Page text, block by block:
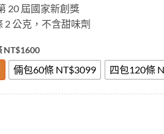
20 屆國家新創獎
2 公克，不含甜味劑
NT$1600
倆包60條 NT$3099 四包120條